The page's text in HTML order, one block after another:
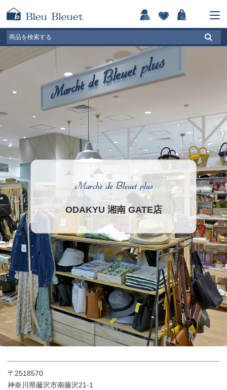
ODAKYU 湘南 GATE店
〒2518570
神奈川県藤沢市南藤沢21-1